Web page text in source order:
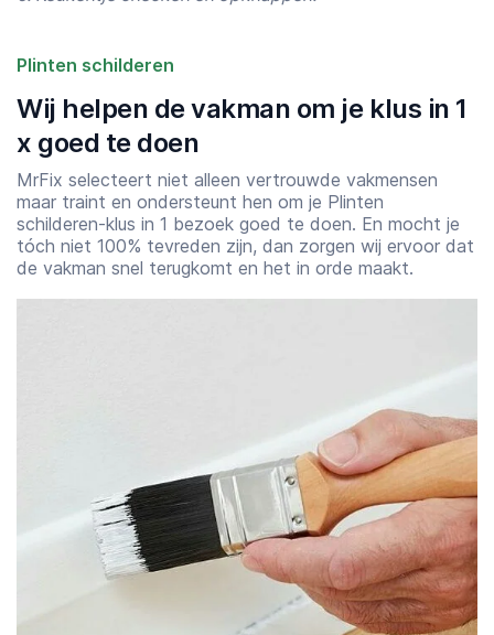
Plinten schilderen
Wij helpen de vakman om je klus in 1
x goed te doen
MrFix selecteert niet alleen vertrouwde vakmensen
maar traint en ondersteunt hen om je Plinten
schilderen-klus in 1 bezoek goed te doen. En mocht je
tóch niet 100% tevreden zijn, dan zorgen wij ervoor dat
de vakman snel terugkomt en het in orde maakt.